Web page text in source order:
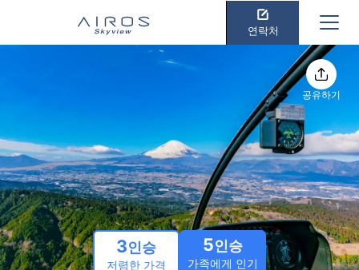
연락처
공유하기
3인승
저렴한 가격
5인승
가족에게 인기